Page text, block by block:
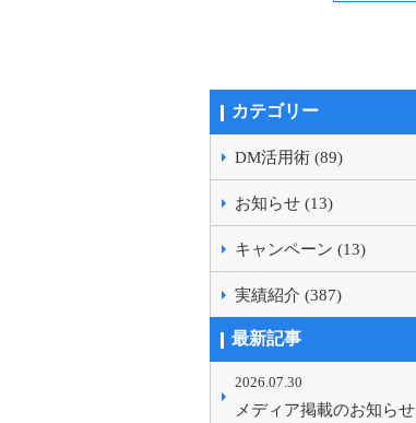
カテゴリー
DM活用術 (89)
お知らせ (13)
キャンペーン (13)
実績紹介 (387)
最新記事
2026.07.30
メディア掲載のお知らせ